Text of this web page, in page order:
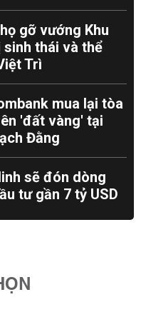
gỡ vướng Khu
thái và thể
Trì
mua lại tòa
'đất vàng' tại
Đằng
sẽ đón dòng
tư gần 7 tỷ USD